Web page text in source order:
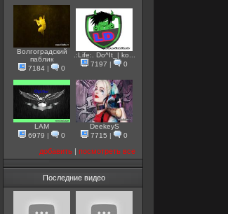
Волгоградский
паблик
7184
0
.:Life:. Do^It_| ko...
7197
0
LAM
6979
0
DeekeyS
7715
0
добавить посмотреть все
Последние видео